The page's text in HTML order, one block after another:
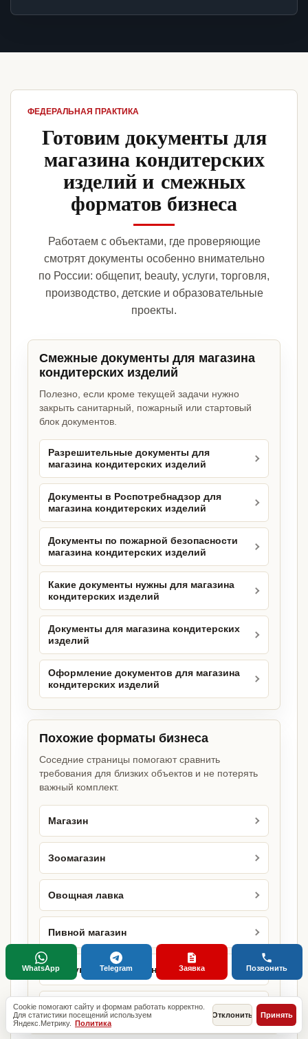
ФЕДЕРАЛЬНАЯ ПРАКТИКА
Готовим документы для
магазина кондитерских
изделий и смежных
форматов бизнеса
Работаем с объектами, где проверяющие
смотрят документы особенно внимательно
по России: общепит, beauty, услуги, торговля,
производство, детские и образовательные
проекты.
Смежные документы для магазина
кондитерских изделий
Полезно, если кроме текущей задачи нужно
закрыть санитарный, пожарный или стартовый
блок документов.
Разрешительные документы для
магазина кондитерских изделий
Документы в Роспотребнадзор для
магазина кондитерских изделий
Документы по пожарной безопасности
магазина кондитерских изделий
Какие документы нужны для магазина
кондитерских изделий
Документы для магазина кондитерских
изделий
Оформление документов для магазина
кондитерских изделий
Похожие форматы бизнеса
Соседние страницы помогают сравнить
требования для близких объектов и не потерять
важный комплект.
Магазин
Зоомагазин
Овощная лавка
Пивной магазин
Продуктовый магазин
Пункт выдачи товаров
Cookie помогают сайту и формам работать корректно.
Для статистики посещений используем
Яндекс.Метрику. Политика
Отклонить Принять
WhatsApp Telegram Заявка Позвонить